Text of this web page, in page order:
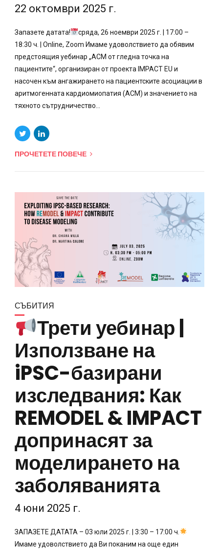
22 октомври 2025 г.
Запазете датата!
сряда, 26 ноември 2025 г. | 17:00 –
18:30 ч. | Online, Zoom Имаме удоволствието да обявим
предстоящия уебинар „ACM от гледна точка на
пациентите“, организиран от проекта IMPACT EU и
насочен към ангажирането на пациентските асоциации в
аритмогенната кардиомиопатия (ACM) и значението на
тяхното сътрудничество...
ПРОЧЕТЕТЕ ПОВЕЧЕ
СЪБИТИЯ
Трети уебинар |
Използване на
iPSC-базирани
изследвания: Как
REMODEL & IMPACT
допринасят за
моделирането на
заболяванията
4 юни 2025 г.
ЗАПАЗЕТЕ ДАТАТА – 03 юли 2025 г. | 3:30 – 17:00 ч.
Имаме удоволствието да Ви поканим на още един